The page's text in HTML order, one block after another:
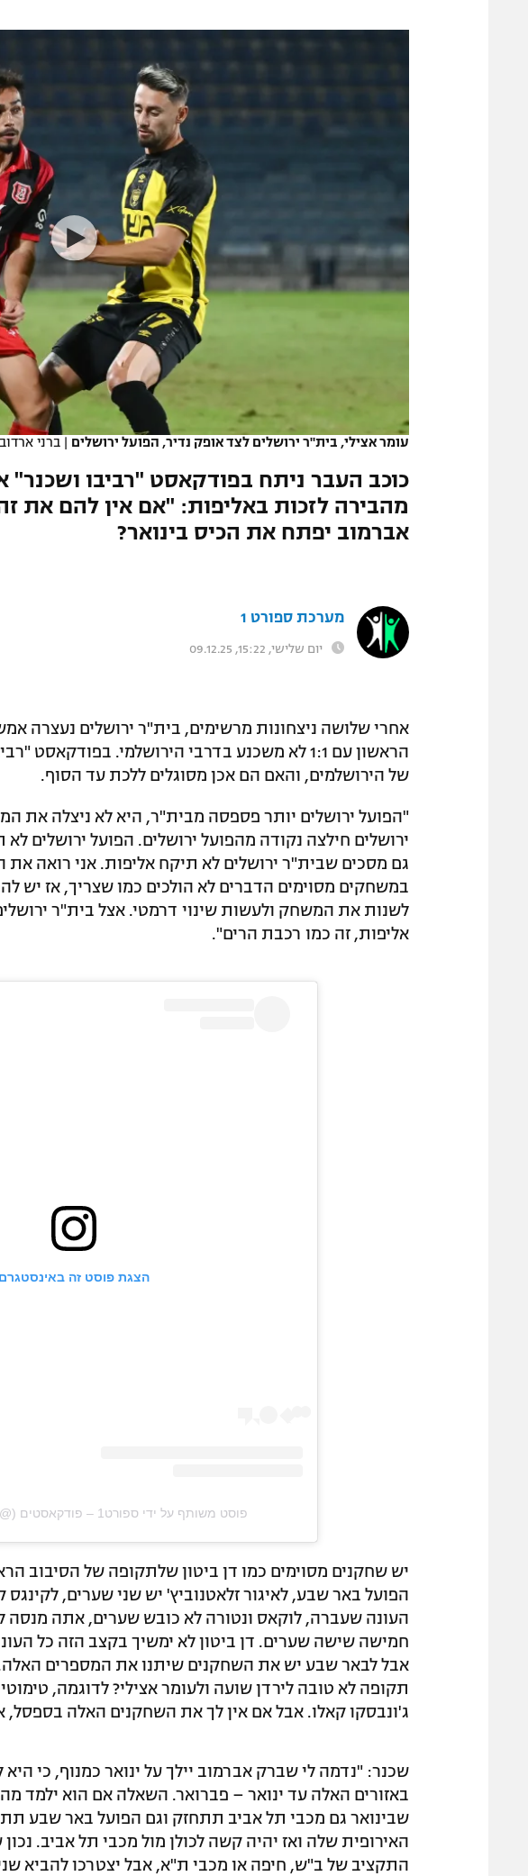
תקנון עבור פעילות אלקטרה
מדיניות פרטיות
תקנון פעילות ספורט 1
הפועל תל אביב
הפועל באר שבע
מכבי נתניה
בני יהודה
עומר אצילי, בית"ר ירושלים לצד אופק נדיר, הפועל ירושלים | ברני ארדוב
כוכב העבר ניתח בפודקאסט "רביבו ושכנר"
מהבירה לזכות באליפות: "אם אין להם את
אברמוב יפתח את הכיס בינואר?
מערכת ספורט 1
יום שלישי, 15:22, 09.12.25
אחרי שלושה ניצחונות מרשימים, בית"ר ירושלים נעצרה
הראשון עם 1:1 לא משכנע בדרבי הירושלמי.
של הירושלמים, והאם הם אכן מסוגלים ללכת עד הסוף.
"הפועל ירושלים יותר פספסה מבית"ר, היא לא ניצלה את
ירושלים חילצה נקודה מהפועל ירושלים. הפועל ירושלים
גם מסכים שבית"ר ירושלים לא תיקח אליפות. אני רואה
במשחקים מסוימים הדברים לא הולכים כמו שצריך, אז יש
לשנות את המשחק ולעשות שינוי דרמטי. אצל בית"ר
אליפות, זה כמו רכבת הרים".
הצגת פוסט זה באינסטגרם
פוסט משותף על ידי ‏‎ספורט1 – פודקאסטים‎‏ (@‏‎sport1_podcasts‎‏)
יש שחקנים מסוימים כמו דן ביטון שלתקופה של הסיבוב
הפועל באר שבע, לאיגור זלאטנוביץ' יש שני שערים,
העונה שעברה, לוקאס ונטורה לא כובש שערים, אתה
חמישה שישה שערים. דן ביטון לא ימשיך בקצב הזה כל
אבל לבאר שבע יש את השחקנים שיתנו את המספרים
תקופה לא טובה לירדן שועה ולעומר אצילי? לדוגמה,
ג'ונבסקו קאלו. אבל אם אין לך את השחקנים האלה
שכנר: "נדמה לי שברק אברמוב יילך על ינואר כמנוף, כי
באזורים האלה עד ינואר – פברואר. השאלה אם הוא ילמד
שבינואר גם מכבי תל אביב תתחזק וגם הפועל באר שבע
האירופית שלה ואז יהיה קשה לכולן מול מכבי תל אביב.
התקציב של ב"ש, חיפה או מכבי ת"א, אבל יצטרכו להביא